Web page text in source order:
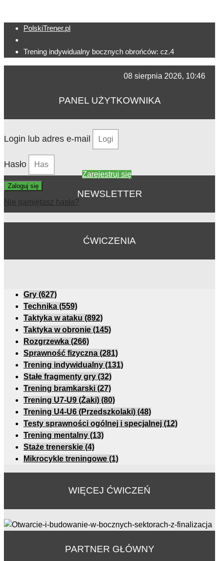
PolskiTrener.pl
Trening indywidualny bocznych obrońców: cz.4
08 sierpnia 2026, 10:46
PANEL UŻYTKOWNIKA
Login lub adres e-mail
Hasło
Zaloguj się
Nie pamiętasz hasła?
Zarejestruj się
NEWSLETTER
ĆWICZENIA
Gry (627)
Technika (559)
Taktyka w ataku (892)
Taktyka w obronie (145)
Rozgrzewka (266)
Sprawność fizyczna (281)
Trening indywidualny (131)
Stałe fragmenty gry (32)
Trening bramkarski (27)
Trening U7-U9 (Żaki) (80)
Trening U4-U6 (Przedszkolaki) (48)
Testy sprawności ogólnej i specjalnej (12)
Trening mentalny (13)
Staże trenerskie (4)
Mikrocykle treningowe (1)
WIĘCEJ ĆWICZEŃ
PARTNER GŁÓWNY